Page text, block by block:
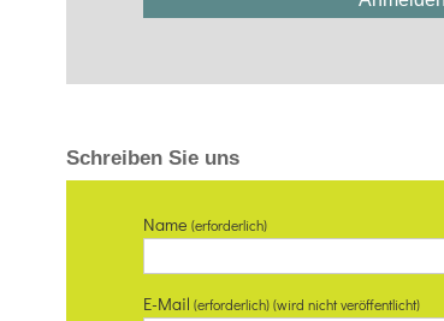
Schreiben Sie uns
Name(erforderlich)
E-Mail(erforderlich) (wird nicht veröffentlicht)